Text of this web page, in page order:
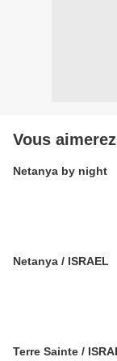
Vous
Netanya by night
Netanya / ISRAEL
Terre Sainte /